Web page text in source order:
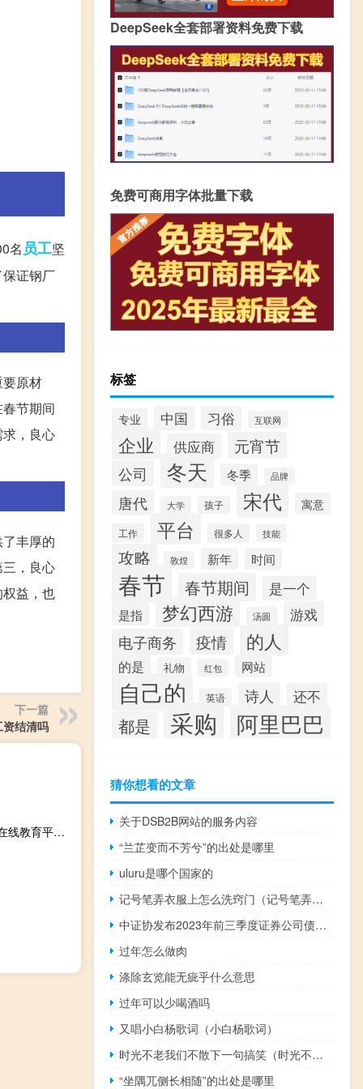
名 员工坚
证钢厂
原材
节期间
，良心
丰厚的
，良心
益，也
下一篇
结清吗
益课堂在线教育平台 V1.0.20150827.2 官方PC版（益课堂在线教育平台 V1.0.20150827.2 官方PC版功能简介）
DeepSeek全套部署资料免费下载
免费可商用字体批量下载
标签
专业 中国 习俗 互联网
企业 供应商 元宵节
公司 冬天 冬季 品牌
唐代 大学 孩子 宋代 寓意
工作 平台 很多人 技能
攻略 敦煌 新年 时间
春节 春节期间 是一个
是指 梦幻西游 汤圆 游戏
电子商务 疫情 的人
的是 礼物 红包 网站
自己的 英语 诗人 还不
都是 采购 阿里巴巴
猜你想看的文章
关于DSB2B网站的服务内容
“兰芷变而不芳兮”的出处是哪里
uluru是哪个国家的
记号笔弄衣服上怎么洗窍门（记号笔弄衣服上怎么洗）
中证协发布2023年前三季度证券公司债券承销业务专项统计
过年怎么做肉
涤除玄览能无疵乎什么意思
过年可以少喝酒吗
又唱小白杨歌词（小白杨歌词）
时光不老我们不散下一句搞笑（时光不老我们不散下一句）
“坐隅兀侧长相随”的出处是哪里